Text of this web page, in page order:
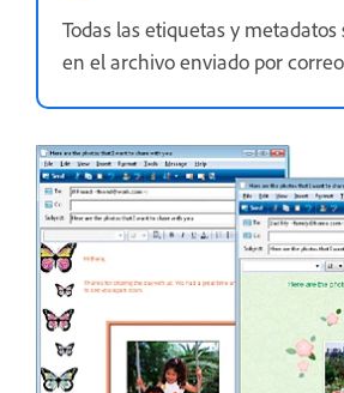
Todas las etiquetas y
en el archivo enviado por